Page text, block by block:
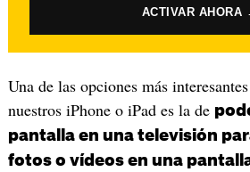
ACTIVAR AHORA
Una de las opciones más
nuestros iPhone o iPad es la de
pantalla en una televisión
fotos o vídeos en una